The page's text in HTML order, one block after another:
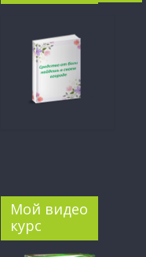
Мой видео
курс